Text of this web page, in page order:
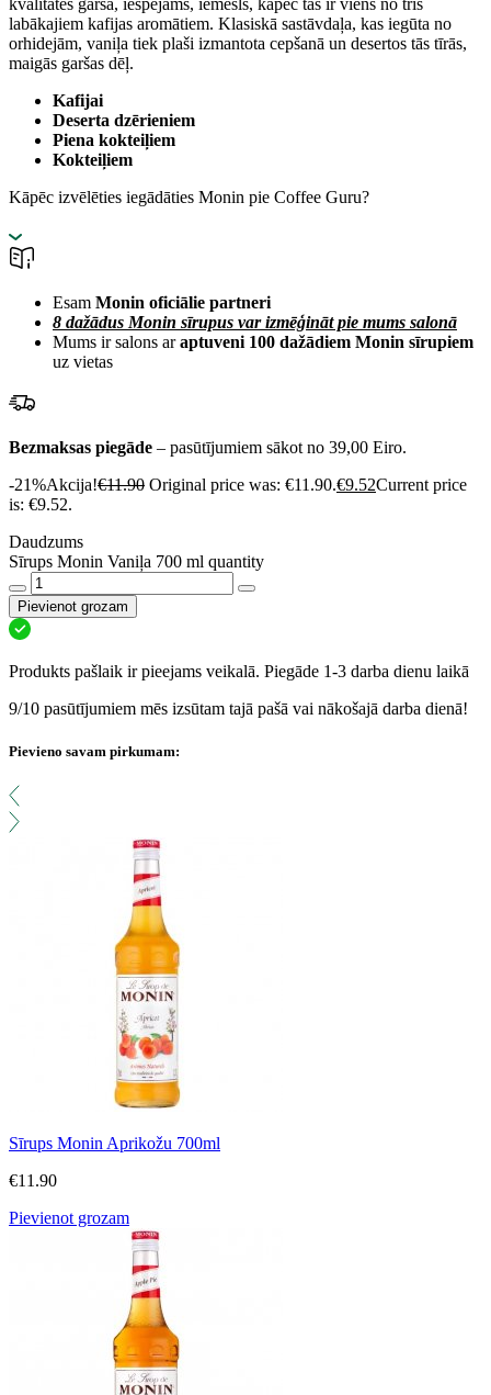
labākajiem kafijas aromātiem. Klasiskā sastāvdaļa, kas iegūta no
orhidejām, vaniļa tiek plaši izmantota cepšanā un desertos tās tīrās,
maigās garšas dēļ.
Kafijai
Deserta dzērieniem
Piena kokteiļiem
Kokteiļiem
Kāpēc izvēlēties iegādāties Monin pie Coffee Guru?
Esam Monin oficiālie partneri
8 dažādus Monin sīrupus var izmēģināt pie mums salonā
Mums ir salons araptuveni 100 dažādiem Monin sīrupiem
uz vietas
Bezmaksas piegāde – pasūtījumiem sākot no 39,00 Eiro.
-21%Akcija!€11.90 Original price was: €11.90.€9.52Current price
is: €9.52.
Daudzums
Sīrups Monin Vaniļa 700 ml quantity
Pievienot grozam
Produkts pašlaik ir pieejams veikalā. Piegāde 1-3 darba dienu laikā
9/10 pasūtījumiem mēs izsūtam tajā pašā vai nākošajā darba dienā!
Pievieno savam pirkumam:
Sīrups Monin Aprikožu 700ml
€11.90
Pievienot grozam